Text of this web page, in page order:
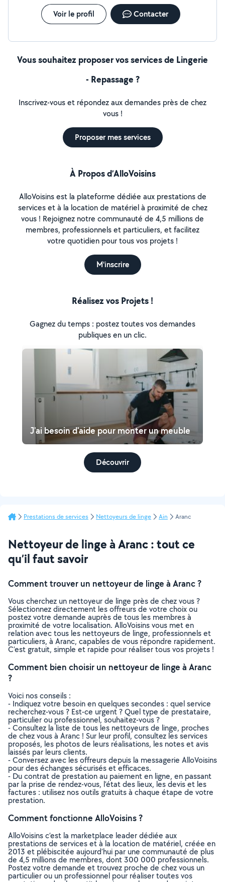
Voir le profil Contacter
Vous souhaitez proposer vos services de Lingerie
- Repassage ?
Inscrivez-vous et répondez aux demandes près de chez
vous !
Proposer mes services
À Propos d’AlloVoisins
AlloVoisins est la plateforme dédiée aux prestations de
services et à la location de matériel à proximité de chez
vous ! Rejoignez notre communauté de 4,5 millions de
membres, professionnels et particuliers, et facilitez
votre quotidien pour tous vos projets !
M'inscrire
Réalisez vos Projets !
Gagnez du temps : postez toutes vos demandes
publiques en un clic.
J'ai besoin d'aide pour monter un meuble
Découvrir
Prestations de services Nettoyeurs de linge Ain Aranc
Nettoyeur de linge à Aranc : tout ce
qu’il faut savoir
Comment trouver un nettoyeur de linge à Aranc ?
Vous cherchez un nettoyeur de linge près de chez vous ?
Sélectionnez directement les offreurs de votre choix ou
postez votre demande auprès de tous les membres à
proximité de votre localisation. AlloVoisins vous met en
relation avec tous les nettoyeurs de linge, professionnels et
particuliers, à Aranc, capables de vous répondre rapidement.
C’est gratuit, simple et rapide pour réaliser tous vos projets !
Comment bien choisir un nettoyeur de linge à Aranc
?
Voici nos conseils :
- Indiquez votre besoin en quelques secondes : quel service
recherchez-vous ? Est-ce urgent ? Quel type de prestataire,
particulier ou professionnel, souhaitez-vous ?
- Consultez la liste de tous les nettoyeurs de linge, proches
de chez vous à Aranc ! Sur leur profil, consultez les services
proposés, les photos de leurs réalisations, les notes et avis
laissés par leurs clients.
- Conversez avec les offreurs depuis la messagerie AlloVoisins
pour des échanges sécurisés et efficaces.
- Du contrat de prestation au paiement en ligne, en passant
par la prise de rendez-vous, l’état des lieux, les devis et les
factures : utilisez nos outils gratuits à chaque étape de votre
prestation.
Comment fonctionne AlloVoisins ?
AlloVoisins c’est la marketplace leader dédiée aux
prestations de services et à la location de matériel, créée en
2013 et plébiscitée aujourd’hui par une communauté de plus
de 4,5 millions de membres, dont 300 000 professionnels.
Postez votre demande et trouvez proche de chez vous un
particulier ou un professionnel pour réaliser toutes vos